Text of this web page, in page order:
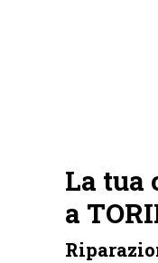
La tua
a